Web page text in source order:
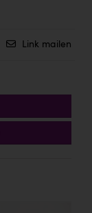
Link mailen